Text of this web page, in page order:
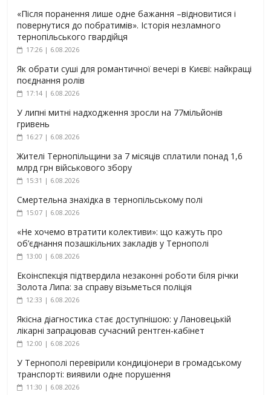
«Після поранення лише одне бажання –відновитися і
повернутися до побратимів». Історія незламного
тернопільського гвардійця
17:26 | 6.08.2026
Як обрати суші для романтичної вечері в Києві: найкращі
поєднання ролів
17:14 | 6.08.2026
У липні митні надходження зросли на 77мільйонів
гривень
16:27 | 6.08.2026
Жителі Тернопільщини за 7 місяців сплатили понад 1,6
млрд грн військового збору
15:31 | 6.08.2026
Смертельна знахідка в тернопільському полі
15:07 | 6.08.2026
«Не хочемо втратити колективи»: що кажуть про
об’єднання позашкільних закладів у Тернополі
13:00 | 6.08.2026
Екоінспекція підтвердила незаконні роботи біля річки
Золота Липа: за справу візьметься поліція
12:33 | 6.08.2026
Якісна діагностика стає доступнішою: у Лановецькій
лікарні запрацював сучасний рентген-кабінет
12:00 | 6.08.2026
У Тернополі перевірили кондиціонери в громадському
транспорті: виявили одне порушення
11:30 | 6.08.2026